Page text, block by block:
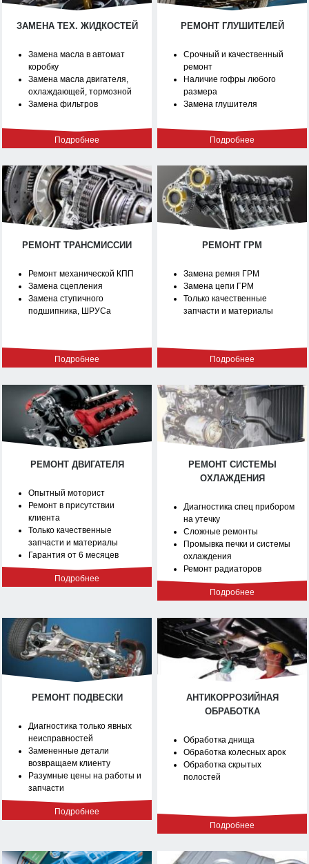
ЗАМЕНА ТЕХ. ЖИДКОСТЕЙ
Замена масла в автомат
коробку
Замена масла двигателя,
охлаждающей, тормозной
Замена фильтров
Подробнее
РЕМОНТ ГЛУШИТЕЛЕЙ
Срочный и качественный
ремонт
Наличие гофры любого
размера
Замена глушителя
Подробнее
РЕМОНТ ТРАНСМИССИИ
Ремонт механической КПП
Замена сцепления
Замена ступичного
подшипника, ШРУСа
Подробнее
РЕМОНТ ГРМ
Замена ремня ГРМ
Замена цепи ГРМ
Только качественные
запчасти и материалы
Подробнее
РЕМОНТ ДВИГАТЕЛЯ
Опытный моторист
Ремонт в присутствии
клиента
Только качественные
запчасти и материалы
Гарантия от 6 месяцев
Подробнее
РЕМОНТ СИСТЕМЫ
ОХЛАЖДЕНИЯ
Диагностика спец прибором
на утечку
Сложные ремонты
Промывка печки и системы
охлаждения
Ремонт радиаторов
Подробнее
РЕМОНТ ПОДВЕСКИ
Диагностика только явных
неисправностей
Замененные детали
возвращаем клиенту
Разумные цены на работы и
запчасти
Подробнее
АНТИКОРРОЗИЙНАЯ
ОБРАБОТКА
Обработка днища
Обработка колесных арок
Обработка скрытых
полостей
Подробнее